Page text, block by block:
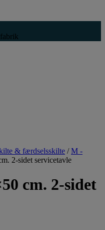
& færdselsskilte /M -
2-sidet servicetavle
cm. 2-sidet